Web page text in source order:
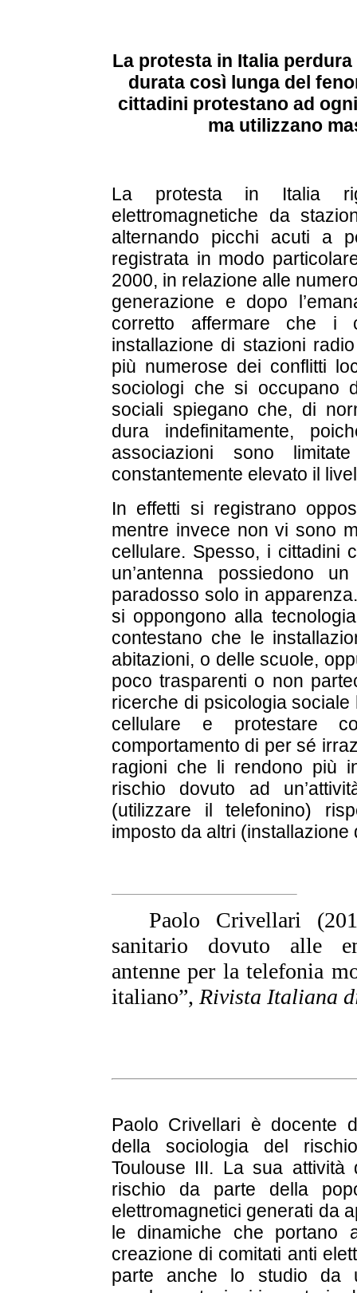
La protesta in Italia
durata così lunga del
cittadini protestano ad
ma utilizzano
La protesta in Italia
elettromagnetiche da
alternando picchi acuti a
registrata in modo
2000, in relazione alle
generazione e dopo
corretto affermare che i
installazione di stazioni
più numerose dei conflitti
sociologi che si occupano
sociali spiegano che, di
dura indefinitamente,
associazioni sono
constantemente elevato il
In effetti si registrano
mentre invece non vi sono
cellulare. Spesso, i cittadini
un’antenna possiedono
paradosso solo in
si oppongono alla
contestano che le
abitazioni, o delle scuole,
poco trasparenti o non
ricerche di psicologia
cellulare e protestare
comportamento di per sé
ragioni che li rendono più
rischio dovuto ad
(utilizzare il telefonino)
imposto da altri
Paolo Crivellari
sanitario dovuto alle
antenne per la telefonia
italiano”, Rivista Italiana
Paolo Crivellari è docente
della sociologia del
Toulouse III. La sua
rischio da parte della
elettromagnetici generati da
le dinamiche che portano
creazione di comitati anti
parte anche lo studio da